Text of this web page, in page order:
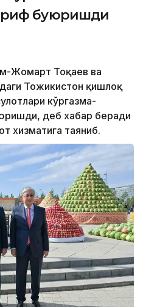
буюришди
Жомарт Тоқаев ва
Тожикистон қишлоқ
кўргазма-
деб хабар беради
хизматига таяниб.